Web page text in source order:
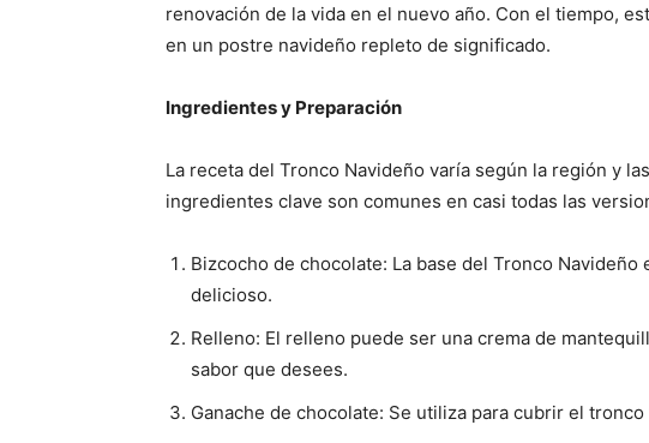
renovación de la vida en el nuevo año. Con el tiempo,
en un postre navideño repleto de significado.
Ingredientes y Preparación
La receta del Tronco Navideño varía según la región y
ingredientes clave son comunes en casi todas las
Bizcocho de chocolate: La base del Tronco
delicioso.
Relleno: El relleno puede ser una crema de
sabor que desees.
Ganache de chocolate: Se utiliza para cubrir el